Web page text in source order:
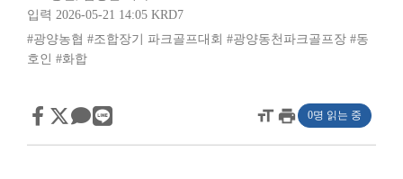
입력 2026-05-21 14:05 KRD7
#광양농협 #조합장기 파크골프대회 #광양동천파크골프장 #동
호인 #화합
format_sizeprint 0명 읽는 중